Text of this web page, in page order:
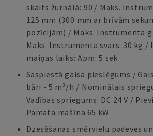
skaits žurnālā: 90 / Maks.
125 mm (300 mm ar brīvām
pozīcijām) / Maks. Instrumenta
Maks. Instrumenta svars: 30 kg
maiņas laiks: Apm. 5 sek
Saspiestā gaisa pieslēgums /
bāri - 5 m³/h / Nominālais
Vadības spriegums: DC 24 V /
Pamata mašīna 65 kW
Dzesēšanas smērvielu padeves